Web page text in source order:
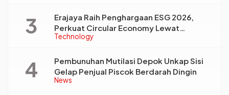
Technology
Erajaya Raih Penghargaan ESG 2026,
Perkuat Circular Economy Lewat
Pengelolaan Limbah Berkelanjutan
News
Pembunuhan Mutilasi Depok Unkap Sisi
Gelap Penjual Piscok Berdarah Dingin